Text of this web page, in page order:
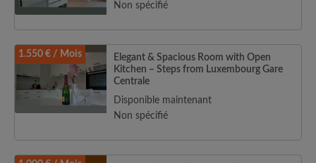
Non spécifié
1.550 € / Mois
Elegant & Spacious Room with Open
Kitchen – Steps from Luxembourg Gare
Centrale
Disponible maintenant
Non spécifié